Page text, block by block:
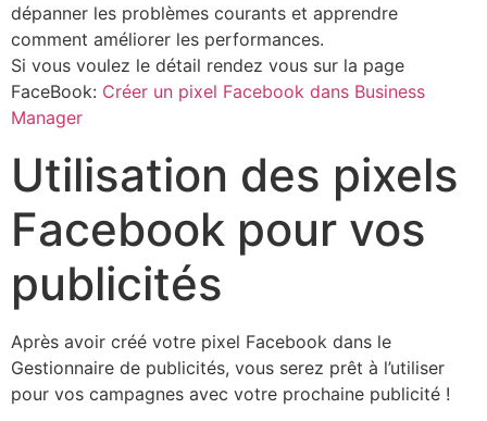
dépanner les problèmes courants et apprendre
comment améliorer les performances.
Si vous voulez le détail rendez vous sur la page
FaceBook: Créer un pixel Facebook dans Business
Manager
​Utilisation des pixels
Facebook pour vos
publicités
Après avoir créé votre pixel Facebook dans le
Gestionnaire de publicités, vous serez prêt à l’utiliser
pour vos campagnes avec votre prochaine publicité !